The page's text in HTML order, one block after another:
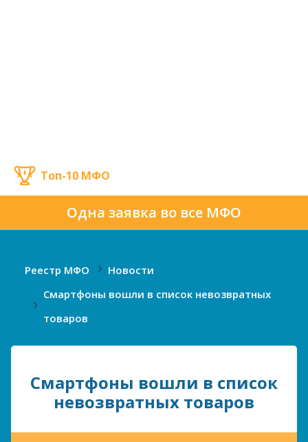
Одна заявка во все МФО
Топ-10 МФО
Реестр МФО
Новости
Смартфоны вошли в список невозвратных
товаров
Смартфоны вошли в список
невозвратных товаров